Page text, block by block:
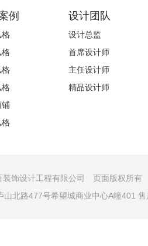
例
格
格
格
格
铺
格
设计团队
设计总监
首席设计师
主任设计师
精品设计师
装饰设计工程有限公司 页面版权所
山北路477号希望城商业中心A幢401